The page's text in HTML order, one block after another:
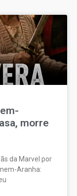
morre
da Marvel por
Aranha: